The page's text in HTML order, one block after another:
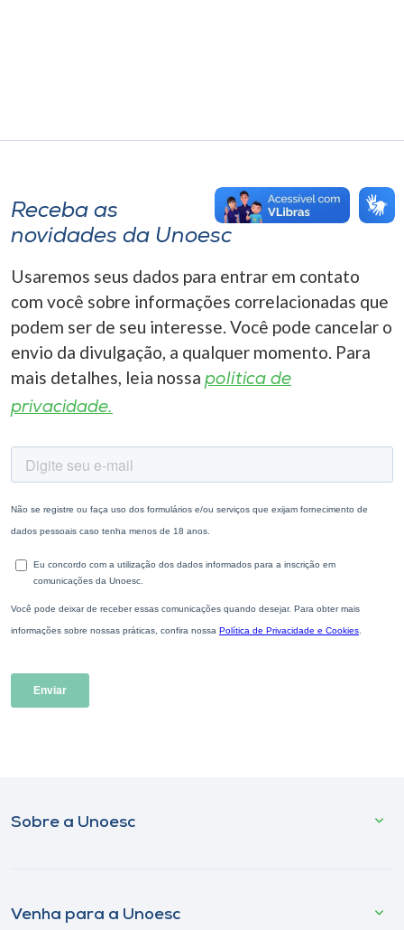
Receba as
novidades da Unoesc
Usaremos seus dados para entrar em contato
com você sobre informações correlacionadas que
podem ser de seu interesse. Você pode cancelar o
envio da divulgação, a qualquer momento. Para
mais detalhes, leia nossa política de
privacidade.
Sobre a Unoesc
Venha para a Unoesc